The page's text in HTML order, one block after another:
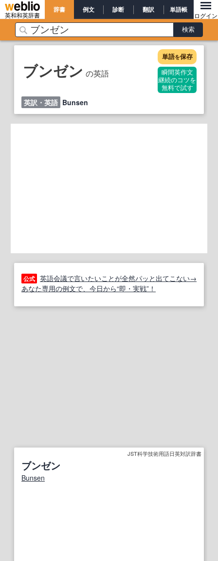
英和和英辞書
辞書 例文 診断 翻訳 単語帳
ログイン
ブンゼン の英語
単語を保存
瞬間英作文
継続のコツを
無料で試す
英訳・英語 Bunsen
公式 英語会議で言いたいことが全然パッと出てこない→
あなた専用の例文で、今日から“即・実戦”！
JST科学技術用語日英対訳辞書
ブンゼン
Bunsen